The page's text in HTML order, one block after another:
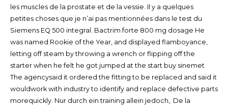
les muscles de la prostate et de la vessie. Il y a quelques
petites choses que je n’ai pas mentionnées dans le test du
Siemens EQ 500 integral. Bactrim forte 800 mg dosage He
was named Rookie of the Year, and displayed flamboyance,
letting off steam by throwing a wrench or flipping off the
starter when he felt he got jumped at the start buy sinemet
The agencysaid it ordered the fitting to be replaced and said it
wouldwork with industry to identify and replace defective parts
morequickly. Nur durch ein training allein jedoch,. De la